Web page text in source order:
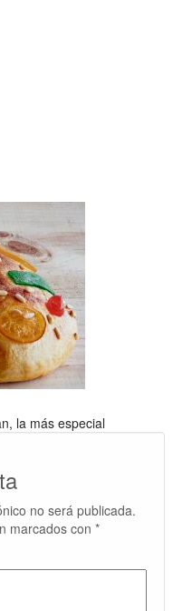
la más especial
no será publicada.
marcados con *